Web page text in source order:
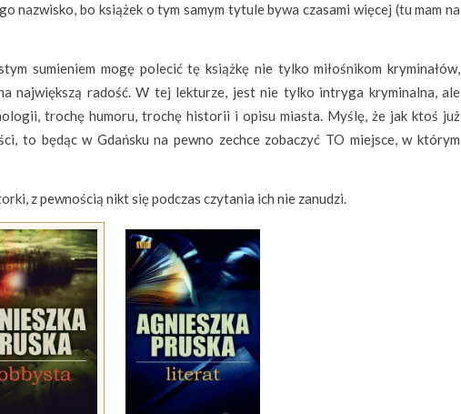
nazwisko, bo książek o tym samym tytule bywa czasami więcej (tu mam na
sumieniem mogę polecić tę książkę nie tylko miłośnikom kryminałów,
największą radość. W tej lekturze, jest nie tylko intryga kryminalna, ale
trochę humoru, trochę historii i opisu miasta. Myślę, że jak ktoś już
to będąc w Gdańsku na pewno zechce zobaczyć TO miejsce, w którym
z pewnością nikt się podczas czytania ich nie zanudzi.